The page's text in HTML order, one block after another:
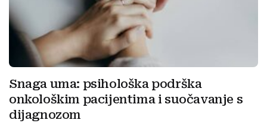
Snaga uma: psihološka podrška
onkološkim pacijentima i suočavanje s
dijagnozom